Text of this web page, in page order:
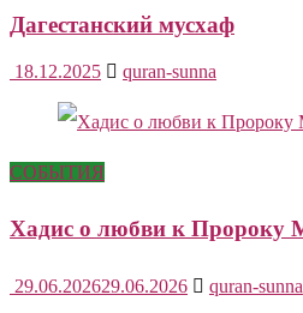
Дагестанский мусхаф
18.12.2025 quran-sunna
СОБЫТИЯ
29.06.202629.06.2026
quran-sunna